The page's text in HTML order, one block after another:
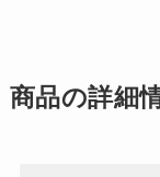
商品の詳細